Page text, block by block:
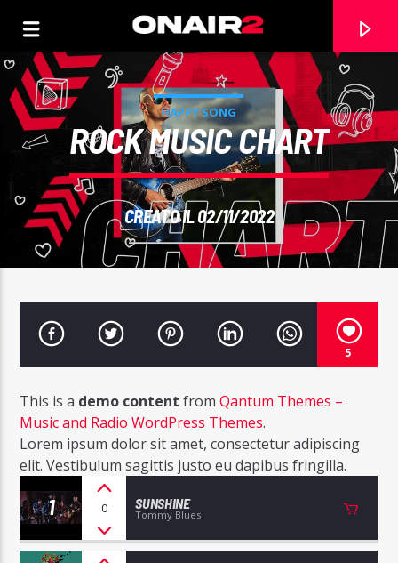
TRACCIA CORRENTE
TITOLO
Radio Studio Napoli
HAPPY SONG
ROCK MUSIC CHART
CREATO IL 02/11/2022
5
This is a demo content fromQantum Themes –
Music and Radio WordPress Themes.
Lorem ipsum dolor sit amet, consectetur adipiscing
elit. Vestibulum sagittis justo eu dapibus fringilla.
1 0 SUNSHINE
Tommy Blues